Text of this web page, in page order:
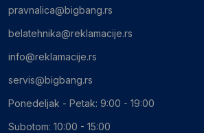
pravnalica@bigbang.rs
belatehnika@reklamacije.rs
info@reklamacije.rs
servis@bigbang.rs
Ponedeljak - Petak: 9:00 - 19:00
Subotom: 10:00 - 15:00